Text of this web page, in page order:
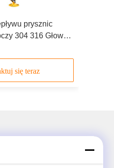
prysznic
304 316 Głowy
się teraz